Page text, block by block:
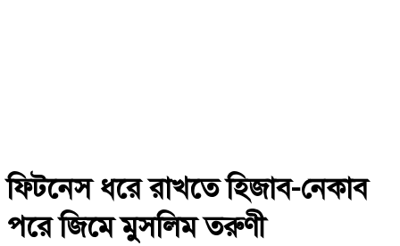
ফিটনেস ধরে রাখতে হিজাব-নেকাব
পরে জিমে মুসলিম তরুণী